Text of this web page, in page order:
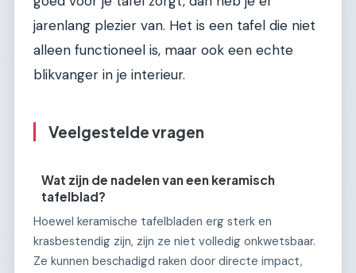
jarenlang plezier van. Het is een tafel die niet
alleen functioneel is, maar ook een echte
blikvanger in je interieur.
Veelgestelde vragen
Wat zijn de nadelen van een keramisch
tafelblad?
Hoewel keramische tafelbladen erg sterk en
krasbestendig zijn, zijn ze niet volledig onkwetsbaar.
Ze kunnen beschadigd raken door directe impact,